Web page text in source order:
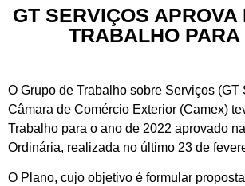
GT SERVIÇOS APROVA
TRABALHO PARA
O Grupo de Trabalho sobre Serviços (GT
Câmara de Comércio Exterior (Camex)
Trabalho para o ano de 2022 aprovado
Ordinária, realizada no último 23 de
O Plano, cujo objetivo é formular